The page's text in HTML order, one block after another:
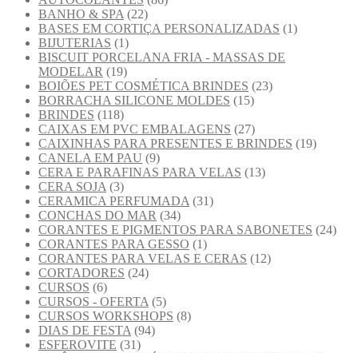
BANHO & SPA (22)
BASES EM CORTIÇA PERSONALIZADAS (1)
BIJUTERIAS (1)
BISCUIT PORCELANA FRIA - MASSAS DE
MODELAR (19)
BOIÕES PET COSMÉTICA BRINDES (23)
BORRACHA SILICONE MOLDES (15)
BRINDES (118)
CAIXAS EM PVC EMBALAGENS (27)
CAIXINHAS PARA PRESENTES E BRINDES (19)
CANELA EM PAU (9)
CERA E PARAFINAS PARA VELAS (13)
CERA SOJA (3)
CERAMICA PERFUMADA (31)
CONCHAS DO MAR (34)
CORANTES E PIGMENTOS PARA SABONETES (24)
CORANTES PARA GESSO (1)
CORANTES PARA VELAS E CERAS (12)
CORTADORES (24)
CURSOS (6)
CURSOS - OFERTA (5)
CURSOS WORKSHOPS (8)
DIAS DE FESTA (94)
ESFEROVITE (31)